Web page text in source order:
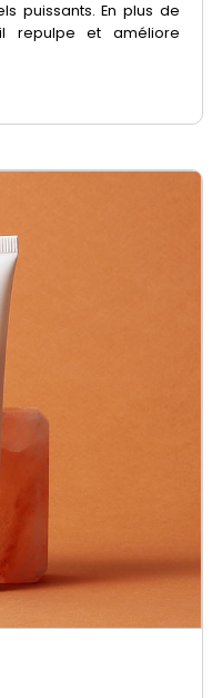
puissants. En plus de
repulpe et améliore